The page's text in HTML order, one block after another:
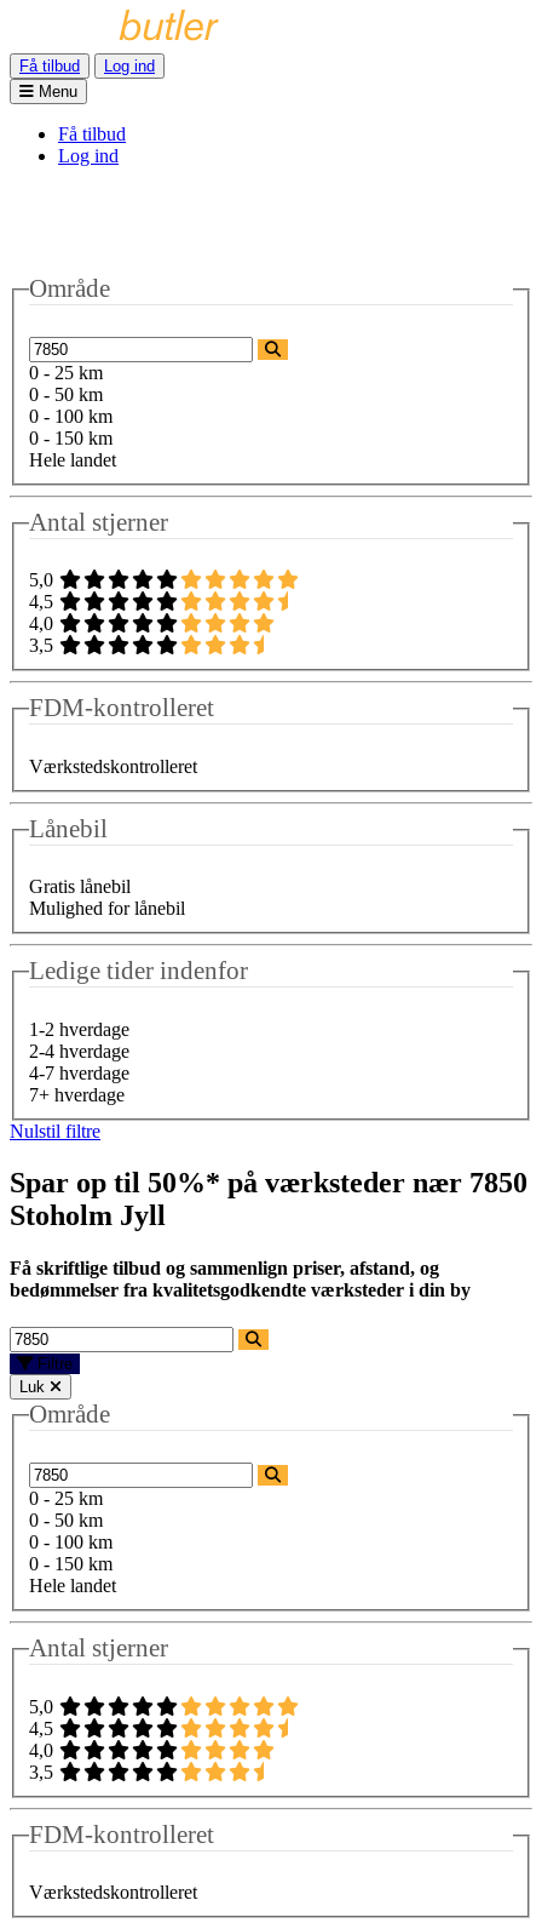
Få tilbud
Log ind
Menu
Få tilbud
Log ind
Område
0 - 25 km
0 - 50 km
0 - 100 km
0 - 150 km
Hele landet
Antal stjerner
5,0
4,5
4,0
3,5
FDM-kontrolleret
Værkstedskontrolleret
Lånebil
Gratis lånebil
Mulighed for lånebil
Ledige tider indenfor
1-2 hverdage
2-4 hverdage
4-7 hverdage
7+ hverdage
Nulstil filtre
Spar op til 50%* på værksteder nær 7850
Stoholm Jyll
Få skriftlige tilbud og sammenlign priser, afstand, og
bedømmelser fra kvalitetsgodkendte værksteder i din by
Filtre
Luk
Område
0 - 25 km
0 - 50 km
0 - 100 km
0 - 150 km
Hele landet
Antal stjerner
5,0
4,5
4,0
3,5
FDM-kontrolleret
Værkstedskontrolleret